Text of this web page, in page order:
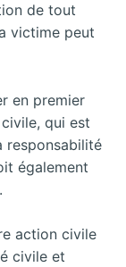
de tout
victime peut
en premier
qui est
responsabilité
également
action civile
civile et